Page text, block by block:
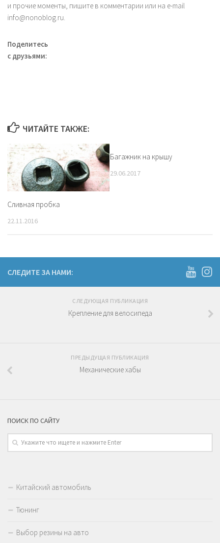
и прочие моменты, пишите в комментарии или на e-mail
info@nonoblog.ru.
Поделитесь
с друзьями:
ЧИТАЙТЕ ТАКЖЕ:
Сливная пробка
22.11.2016
Багажник на крышу
29.06.2017
СЛЕДИТЕ ЗА НАМИ:
СЛЕДУЮЩАЯ ПУБЛИКАЦИЯ
Крепление для велосипеда
ПРЕДЫДУЩАЯ ПУБЛИКАЦИЯ
Механические хабы
ПОИСК ПО САЙТУ
Китайский автомобиль
Тюнинг
Выбор резины на авто